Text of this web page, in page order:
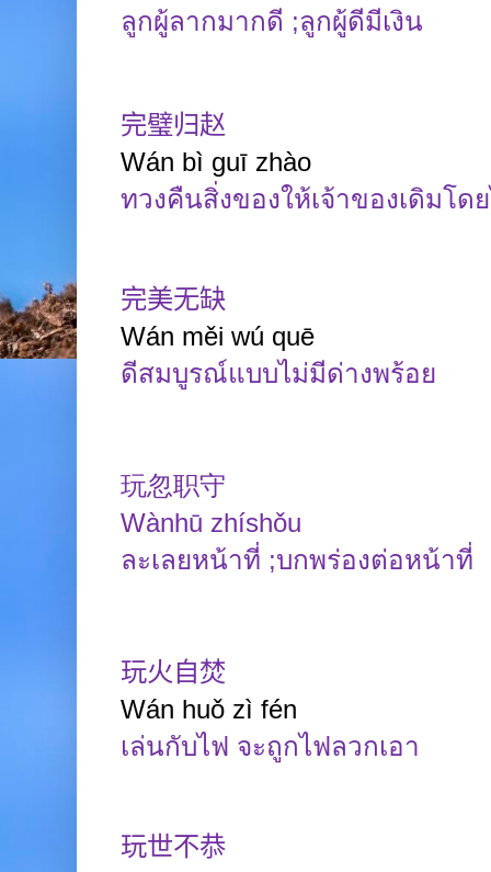
ลูกผู้ลากมากดี ;ลูกผู้ดีมีเงิน
完璧归赵
Wán bì guī zhào
ทวงคืนสิ่งของให้เจ้าของเดิมโด
完美无缺
Wán měi wú quē
ดีสมบูรณ์แบบไม่มีด่างพร้อย
玩忽职守
Wànhū zhíshǒu
ละเลยหน้าที่ ;บกพร่องต่อหน้าที่
玩火自焚
Wán huǒ zì fén
เล่นกับไฟ จะถูกไฟลวกเอา
玩世不恭